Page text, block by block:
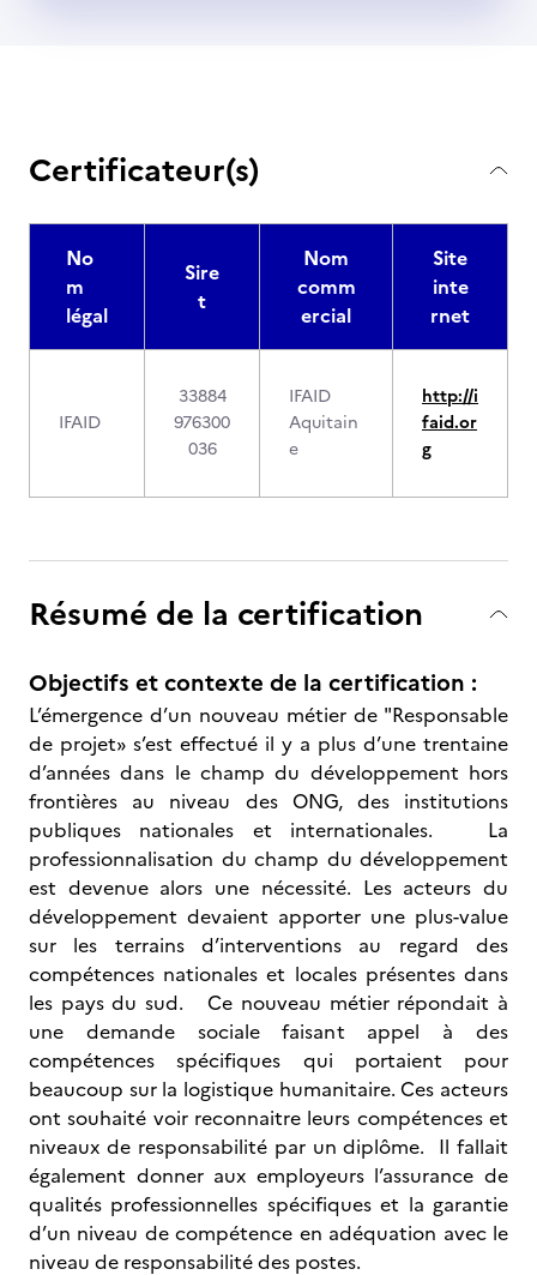
Certificateur(s)
No
m
légal
Sire
t
Nom
comm
ercial
Site
inte
rnet
IFAID
33884
976300
036
IFAID
Aquitain
e
http://i
faid.or
g
Résumé de la certification
Objectifs et contexte de la certification :
L’émergence d’un nouveau métier de "Responsable
de projet» s’est effectué il y a plus d’une trentaine
d’années dans le champ du développement hors
frontières au niveau des ONG, des institutions
publiques nationales et internationales. La
professionnalisation du champ du développement
est devenue alors une nécessité. Les acteurs du
développement devaient apporter une plus-value
sur les terrains d’interventions au regard des
compétences nationales et locales présentes dans
les pays du sud. Ce nouveau métier répondait à
une demande sociale faisant appel à des
compétences spécifiques qui portaient pour
beaucoup sur la logistique humanitaire. Ces acteurs
ont souhaité voir reconnaitre leurs compétences et
niveaux de responsabilité par un diplôme. Il fallait
également donner aux employeurs l’assurance de
qualités professionnelles spécifiques et la garantie
d’un niveau de compétence en adéquation avec le
niveau de responsabilité des postes.